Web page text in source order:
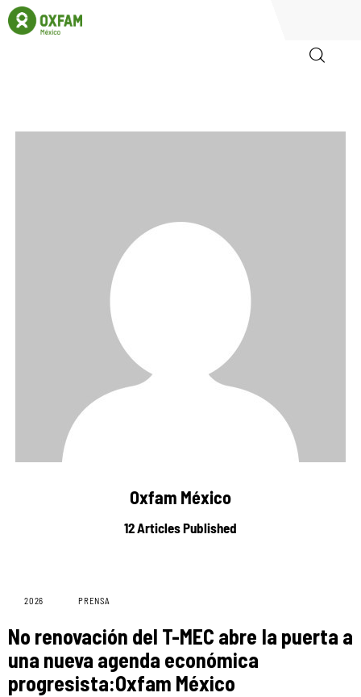
Participa
Oxfam México
12Articles Published
2026 PRENSA
No renovación del T-MEC abre la puerta a
una nueva agenda económica
progresista:Oxfam México